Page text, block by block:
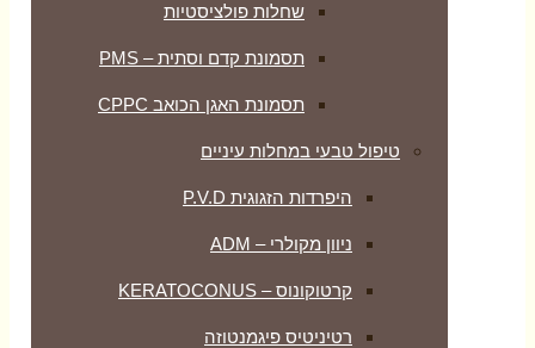
שחלות פולציסטיות
תסמונת קדם וסתית – PMS
תסמונת האגן הכואב CPPC
טיפול טבעי במחלות עיניים
היפרדות הזגוגית P.V.D
ניוון מקולרי – ADM
קרטוקונוס – KERATOCONUS
רטיניטיס פיגמנטוזה